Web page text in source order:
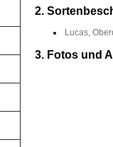
2.
Lucas,
3. Fotos und